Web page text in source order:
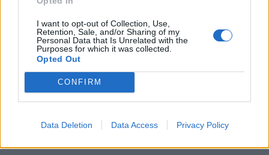
I want to opt-out of Collection, Use,
Retention, Sale, and/or Sharing of my
Personal Data that Is Unrelated with the
Purposes for which it was collected.
Opted Out
CONFIRM
Data Deletion Data Access Privacy Policy
kötéslistái
Előfizetés